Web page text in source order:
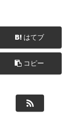
はてブ
コピー